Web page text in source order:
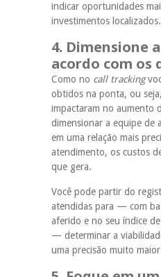
indicar oportunidades
investimentos localizados.
4. Dimensione
acordo com os
Como no call tracking
obtidos na ponta, ou
impactaram no aumento
dimensionar a equipe de
em uma relação mais
atendimento, os custos
que gera.
Você pode partir do
atendidas para — com
aferido e no seu índice
— determinar a
uma precisão muito